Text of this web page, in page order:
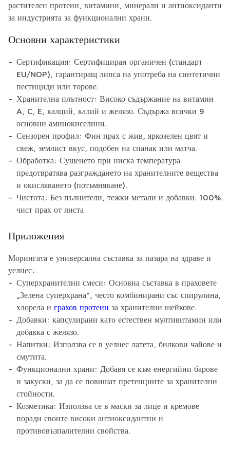
растителен протеин, витамини, минерали и антиоксиданти
за индустрията за функционални храни.
Основни характеристики
Сертификация: Сертифициран органичен (стандарт
EU/NOP), гарантиращ липса на употреба на синтетични
пестициди или торове.
Хранителна плътност: Високо съдържание на витамин
A, C, E, калций, калий и желязо. Съдържа всички 9
основни аминокиселини.
Сензорен профил: Фин прах с жив, яркозелен цвят и
свеж, землист вкус, подобен на спанак или матча.
Обработка: Сушенето при ниска температура
предотвратява разграждането на хранителните вещества
и окисляването (потъмняване).
Чистота: Без пълнители, тежки метали и добавки. 100%
чист прах от листа
Приложения
Морингата е универсална съставка за пазара на здраве и
уелнес:
Суперхранителни смеси: Основна съставка в праховете
„Зелена суперхрана“, често комбинирани със спирулина,
хлорела и грахов протеин за хранителни шейкове.
Добавки: капсулирани като естествен мултивитамин или
добавка с желязо.
Напитки: Използва се в уелнес латета, билкови чайове и
смутита.
Функционални храни: Добавя се към енергийни барове
и закуски, за да се повишат претенциите за хранителни
стойности.
Козметика: Използва се в маски за лице и кремове
поради своите високи антиоксидантни и
противовъзпалителни свойства.